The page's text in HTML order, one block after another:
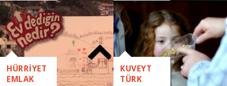
HÜRRİYET
EMLAK
KUVEYT
TÜRK